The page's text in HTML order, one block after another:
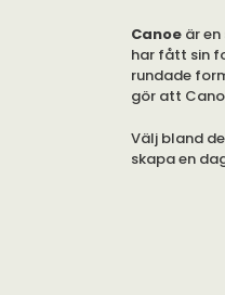
Canoe är
har fått sin
rundade
gör att
Välj bland
skapa en
är